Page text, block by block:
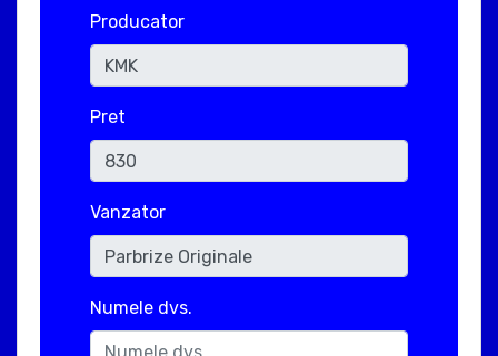
Producator
Pret
Vanzator
Numele dvs.